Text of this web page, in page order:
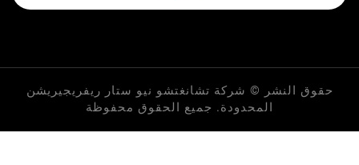
© شركة تشانغتشو نيو ستار ريفريجيريشن
المحدودة. جميع الحقوق محفوظة